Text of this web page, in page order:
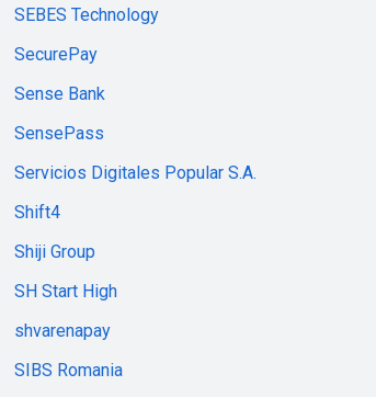
SEBES Technology
SecurePay
Sense Bank
SensePass
Servicios Digitales Popular S.A.
Shift4
Shiji Group
SH Start High
shvarenapay
SIBS Romania